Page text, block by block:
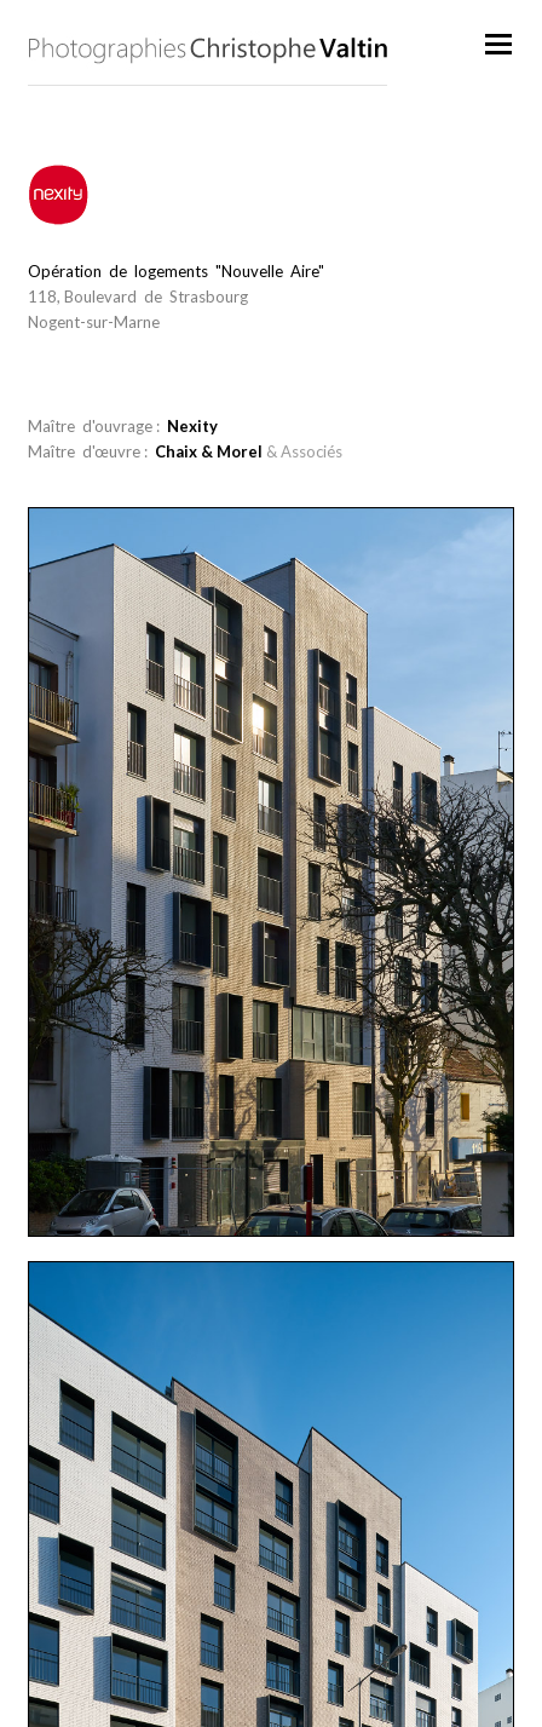
Opération de logements "Nouvelle Aire"
118, Boulevard de Strasbourg
Nogent-sur-Marne
Maître d'ouvrage : Nexity
Maître d'œuvre : Chaix & Morel & Associés